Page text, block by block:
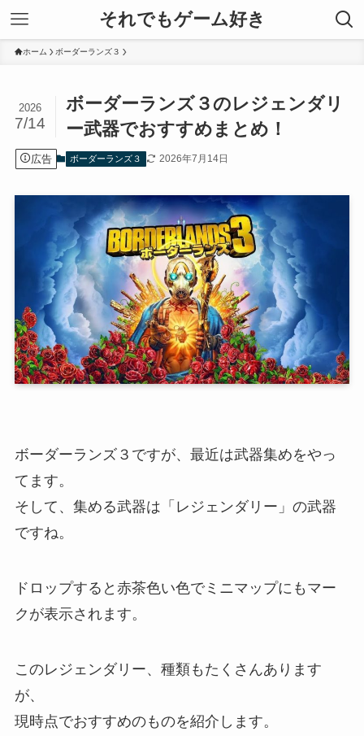
それでもゲーム好き
ホーム ボーダーランズ３
ボーダーランズ３のレジェンダリ
ー武器でおすすめまとめ！
2026
7/14
広告 ボーダーランズ３ 2026年7月14日
ボーダーランズ３ですが、最近は武器集めをやっ
てます。
そして、集める武器は「 レジェンダリー 」の武器
ですね。
ドロップすると赤茶色い色でミニマップにもマー
クが表示されます。
このレジェンダリー、種類もたくさんあります
が、
現時点でおすすめのものを紹介します。